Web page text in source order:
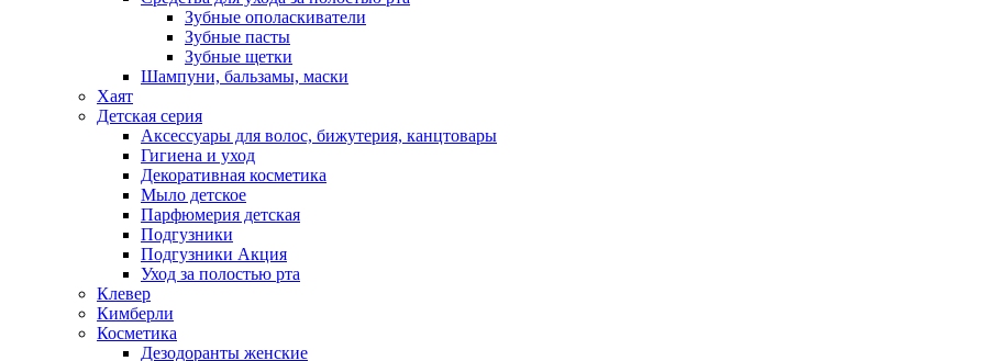
Зубные ополаскиватели
Зубные пасты
Зубные щетки
Шампуни, бальзамы, маски
Хаят
Детская серия
Аксессуары для волос, бижутерия, канцтовары
Гигиена и уход
Декоративная косметика
Мыло детское
Парфюмерия детская
Подгузники
Подгузники Акция
Уход за полостью рта
Клевер
Кимберли
Косметика
Дезодоранты женские